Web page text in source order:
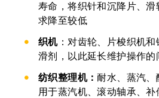
寿命，将织针和沉降片、
求降至较低
织机：对齿轮、片梭织机
滑剂，以此延长维护操作的
纺织整理机：耐水、蒸汽、
用于蒸汽机、滚动轴承、补